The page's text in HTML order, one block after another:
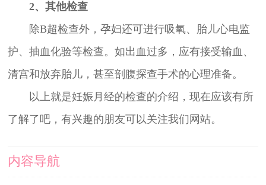
2、其他检查
除B超检查外，孕妇还可进行吸氧、胎儿心电监
护、抽血化验等检查。如出血过多，应有接受输血、
清宫和放弃胎儿，甚至剖腹探查手术的心理准备。
以上就是妊娠月经的检查的介绍，现在应该有所
了解了吧，有兴趣的朋友可以关注我们网站。
内容导航